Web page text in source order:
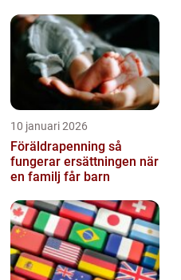
10 januari 2026
Föräldrapenning så
fungerar ersättningen när
en familj får barn